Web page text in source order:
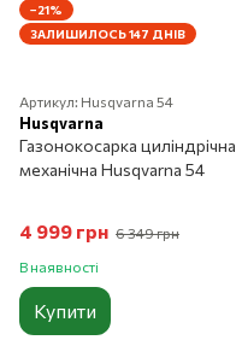
−21%
ЗАЛИШИЛОСЬ 147 ДНІВ
Артикул: Husqvarna 54
Husqvarna
Газонокосарка циліндрічна
механічна Husqvarna 54
4 999 грн 6 349 грн
В наявності
Купити